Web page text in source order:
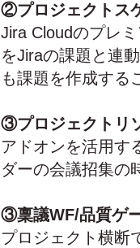
②プロジェクトス
Jira Cloudのプレ
をJiraの課題と連
も課題を作成する
③プロジェクトリ
アドオンを活用す
ダーの会議招集の
③稟議WF/品質ゲ
プロジェクト横断